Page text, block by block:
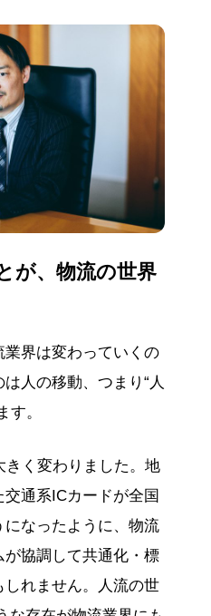
が、物流の世界
界は変わっていくの
人の移動、つまり“人
す。
きく変わりました。地
通系ICカードが全国
なったように、物流
が協調して共通化・標
れません。人流の世